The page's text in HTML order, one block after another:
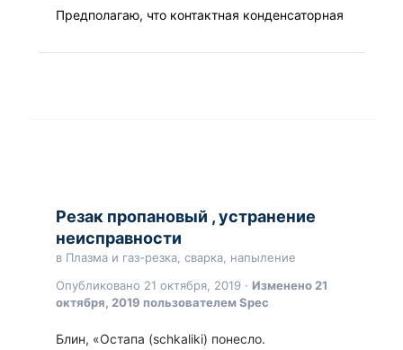
Предполагаю, что контактная конденсаторная
Резак пропановый , устранение
неисправности
в Плазма и газ-резка, сварка, напыление
Опубликовано 21 октября, 2019 · Изменено 21
октября, 2019 пользователем Spec
Блин, «Остапа (schkaliki) понесло.